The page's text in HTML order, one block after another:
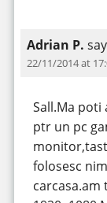
Adrian P.
22/11/2014 at
Sall.Ma
ptr un pc
folosesc
carcasa.am